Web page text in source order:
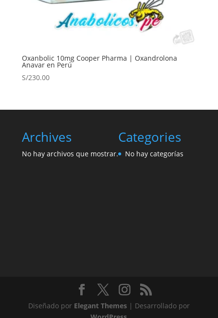
Oxanbolic 10mg Cooper Pharma | Oxandrolona
Anavar en Perú
S/230.00
Archives
No hay archivos que mostrar.
Categories
No hay categorías
Diseñado por Elegant Themes| Desarrollado por